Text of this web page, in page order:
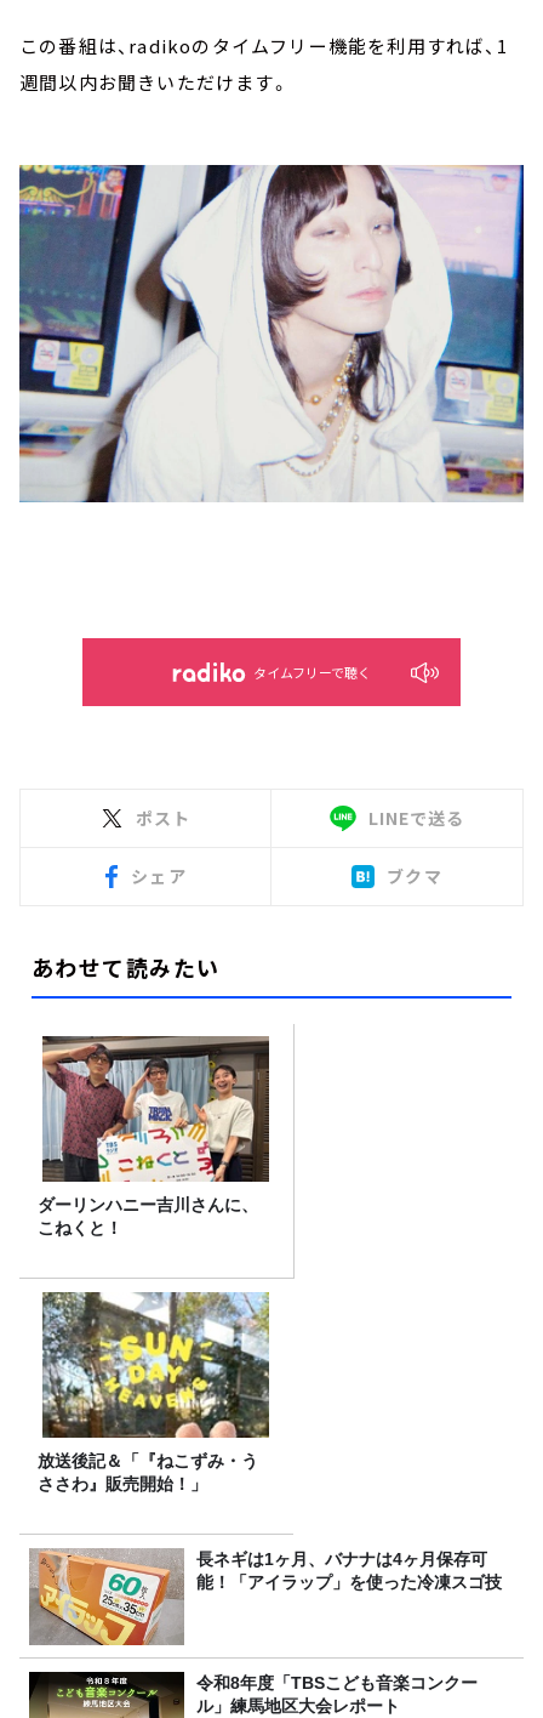
この番組は、radikoのタイムフリー機能を利用すれば、1
週間以内お聞きいただけます。
タイムフリーで聴く
ポスト LINEで送る
シェア ブクマ
あわせて読みたい
ダーリンハニー吉川さんに、
こねくと！
放送後記＆「『ねこずみ・う
ささわ』販売開始！」
長ネギは1ヶ月、バナナは4ヶ月保存可
能！「アイラップ」を使った冷凍スゴ技
令和8年度「TBSこども音楽コンクー
ル」練馬地区大会レポート